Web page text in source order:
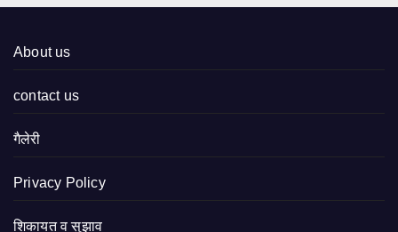
About us
contact us
गैलेरी
Privacy Policy
शिकायत व सुझाव